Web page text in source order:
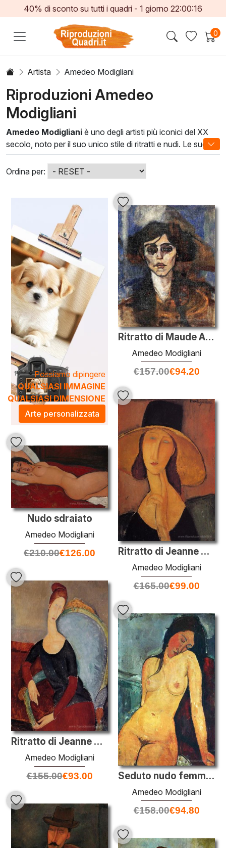
40% di sconto su tutti i quadri - 1 giorno 22:00:14
0
Artista Amedeo Modigliani
Riproduzioni Amedeo
Modigliani
Amedeo Modigliani è uno degli artisti più iconici del XX
secolo, noto per il suo unico stile di ritratti e nudi. Le sue
opere si caratterizzano per le linee sinuose, i colori caldi e
una particolare elongazione delle forme, conferendo ai
soggetti un'eleganza eterea. I dipinti di Modigliani sono un
connubio di espressionismo e classicismo, rappresentando
un'interpretazione personale delle emozioni umane.
Integrare un'opera di
Amedeo Modiglianinel tuo
ambiente non solo arricchisce l'estetica dello spazio, ma
crea anche un'atmosfera di sofisticazione artistica. Le sue
creazioni riescono a catturare l'attenzione e stimolare la
conversazione, rendendo ogni stanza un luogo di
ispirazione e bellezza. Scopri la collezione e trasforma il
tuo spazio con l'incanto di Modigliani.
Ordina per:
Possiamo dipingere
QUALSIASI IMMAGINE
QUALSIASI DIMENSIONE
Arte personalizzata
Ritratto di Maude Abrantes
Amedeo Modigliani
€157.00€94.20
Ritratto di Jeanne Hébuterne in un grande cappello
Amedeo Modigliani
€165.00€99.00
Nudo sdraiato
Amedeo Modigliani
€210.00€126.00
Ritratto di Jeanne Hébuterne in una sedia blu
Amedeo Modigliani
€155.00€93.00 Seduto nudo femminile
Amedeo Modigliani
€158.00€94.80